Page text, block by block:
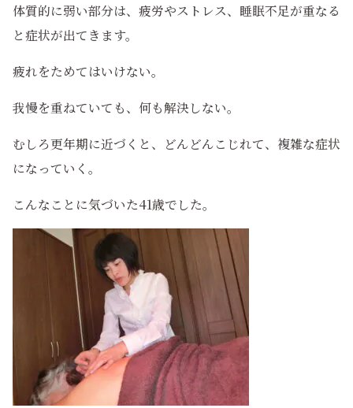
体質的に弱い部分は、疲労やストレス、睡眠不足が重なる
と症状が出てきます。
疲れをためてはいけない。
我慢を重ねていても、何も解決しない。
むしろ更年期に近づくと、どんどんこじれて、複雑な症状
になっていく。
こんなことに気づいた41歳でした。